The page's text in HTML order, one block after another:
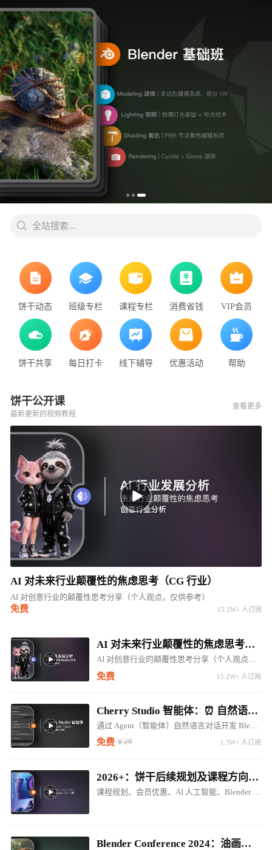
全站搜索...
饼干动态 班级专栏 课程专栏 消费省钱 VIP会员
饼干共享 每日打卡 线下辅导 优惠活动 帮助
饼干公开课
最新更新的视频教程
查看更多
AI 对未来行业颠覆性的焦虑思考（CG 行业）
AI 对创意行业的颠覆性思考分享（个人观点，仅供参考）
免费 15.2W+ 人订阅
AI 对未来行业颠覆性的焦虑思考（CG 行业）
AI 对创意行业的颠覆性思考分享（个人观点，仅供参考）
免费 15.2W+ 人订阅
Cherry Studio 智能体：⏰ 自然语言对话开发 Blender LLM 插件 ⚠️⚠️⚠️
通过 Agent（智能体）自然语言对话开发 Blender 调用 LM Studio 对话插件
免费￥20 1.3W+ 人订阅
2026+：饼干后续规划及课程方向调整（内含惊喜内容...）
课程规划、会员优惠、AI 人工智能、Blender 5.0
Blender Conference 2024：油画风格电影制作创作分享